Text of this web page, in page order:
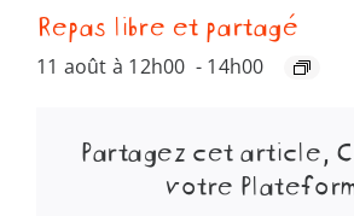
Repas libre et partagé
11 août à 12h00 - 14h00
Partagez cet article,
votre